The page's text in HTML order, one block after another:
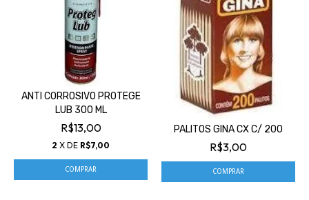
ANTI CORROSIVO PROTEGE
LUB 300 ML
R$13,00
2 X DE R$7,00
PALITOS GINA CX C/ 200
R$3,00